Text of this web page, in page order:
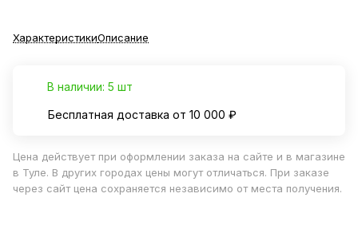
ХарактеристикиОписание
В наличии: 5 шт
Бесплатная доставка от 10 000 ₽
Цена действует при оформлении заказа на сайте и в магазине
в Туле. В других городах цены могут отличаться. При заказе
через сайт цена сохраняется независимо от места получения.